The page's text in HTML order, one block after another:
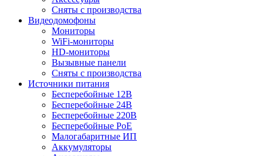
Сняты с производства
Видеодомофоны
Мониторы
WiFi-мониторы
HD-мониторы
Вызывные панели
Сняты с производства
Источники питания
Бесперебойные 12В
Бесперебойные 24В
Бесперебойные 220В
Бесперебойные PoE
Малогабаритные ИП
Аккумуляторы